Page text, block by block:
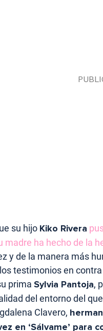
su hijo Kiko Rivera
madre ha hecho de la
y de la manera más
testimonios en
prima Sylvia Pantoja,
del entorno del
Clavero,
en ‘Sálvame’ para